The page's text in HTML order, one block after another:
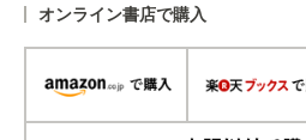
オンライン書店で購入